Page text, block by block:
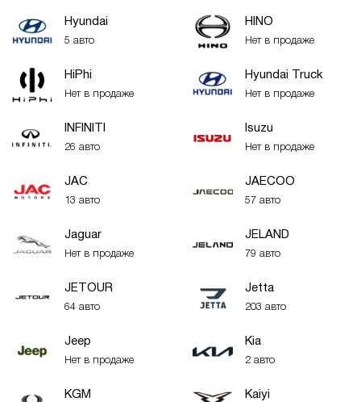
Hyundai
5 авто
HINO
Нет в продаже
HiPhi
Нет в продаже
Hyundai Truck
Нет в продаже
INFINITI
26 авто
Isuzu
Нет в продаже
JAC
13 авто
JAECOO
57 авто
Jaguar
Нет в продаже
JELAND
79 авто
JETOUR
64 авто
Jetta
203 авто
Jeep
Нет в продаже
Kia
2 авто
KGM Kaiyi